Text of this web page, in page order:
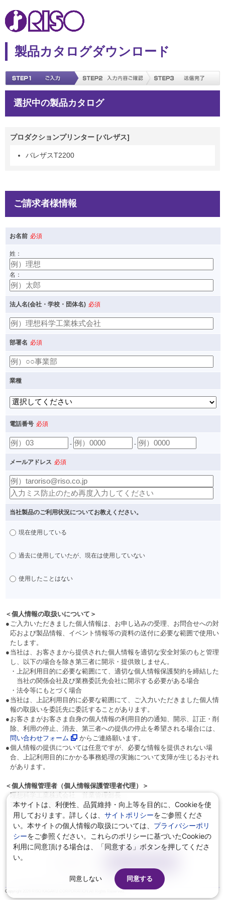
製品カタログダウンロード
選択中の製品カタログ
プロダクションプリンター [バレザス]
バレザスT2200
ご請求者様情報
お名前 必須
姓：
名：
法人名(会社・学校・団体名) 必須
部署名 必須
業種
電話番号 必須
- -
メールアドレス 必須
当社製品のご利用状況についてお教えください。
現在使用している
過去に使用していたが、現在は使用していない
使用したことはない
＜個人情報の取扱いについて＞
● ご入力いただきました個人情報は、お申し込みの受理、お問合せへの対
応および製品情報、イベント情報等の資料の送付に必要な範囲で使用い
たします。
● 当社は、お客さまから提供された個人情報を適切な安全対策のもと管理
し、以下の場合を除き第三者に開示・提供致しません。
・
上記利用目的に必要な範囲にて、適切な個人情報保護契約を締結した
当社の関係会社及び業務委託先会社に開示する必要がある場合
・ 法令等にもとづく場合
● 当社は、上記利用目的に必要な範囲にて、ご入力いただきました個人情
報の取扱いを委託先に委託することがあります。
● お客さまがお客さま自身の個人情報の利用目的の通知、開示、訂正・削
除、利用の停止、消去、第三者への提供の停止を希望される場合には、
問い合わせフォーム
からご連絡願います。
●個人情報の提供については任意ですが、必要な情報を提供されない場
合、上記利用目的にかかる事務処理の実施について支障が生じるおそれ
があります。
＜個人情報管理者（個人情報保護管理者代理）＞
理想科学工業株式会社 営業管理部長
Tel:03-5441-6602
Copyright 2026 RISO KAGAKU CORPORATION.All Rights Reserved.
本サイトは、利便性、品質維持・向上等を目的に、Cookieを使
用しております。詳しくは、サイトポリシーをご参照くださ
い。本サイトの個人情報の取扱については、 プライバシーポリ
シーをご参照ください。これらのポリシーに基づいたCookieの
利用に同意頂ける場合は、「同意する」ボタンを押してくださ
い。
同意しない 同意する